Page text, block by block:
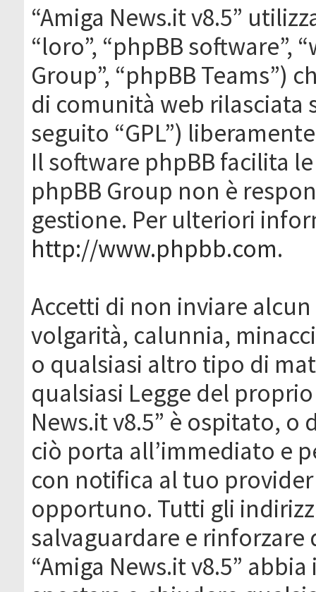
“Amiga News.it v8.5”
“loro”, “phpBB software”,
Group”, “phpBB Teams”)
di comunità web rilasciata
seguito “GPL”)
Il software phpBB facilita
phpBB Group non è
gestione. Per ulteriori
http://www.phpbb.com.
Accetti di non inviare
volgarità, calunnia,
o qualsiasi altro tipo di
qualsiasi Legge del
News.it v8.5” è ospitato, o
ciò porta all’immediato e
con notifica al tuo
opportuno. Tutti gli
salvaguardare e
“Amiga News.it v8.5”